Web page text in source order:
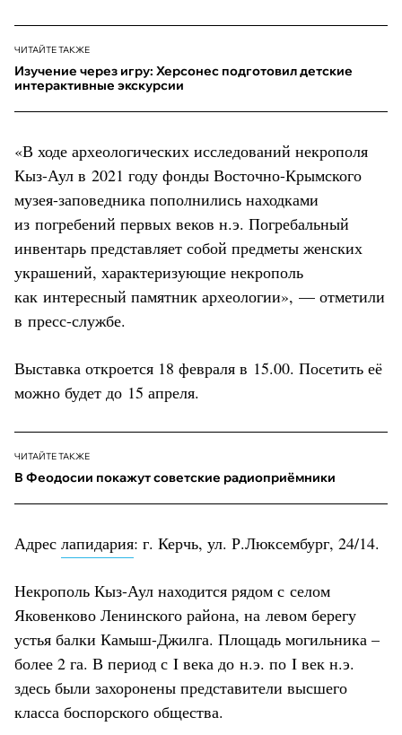
ЧИТАЙТЕ ТАКЖЕ
Изучение через игру: Херсонес подготовил детские
интерактивные экскурсии
«В ходе археологических исследований некрополя
Кыз-Аул в 2021 году фонды Восточно-Крымского
музея-заповедника пополнились находками
из погребений первых веков н.э. Погребальный
инвентарь представляет собой предметы женских
украшений, характеризующие некрополь
как интересный памятник археологии», — отметили
в пресс-службе.
Выставка откроется 18 февраля в 15.00. Посетить её
можно будет до 15 апреля.
ЧИТАЙТЕ ТАКЖЕ
В Феодосии покажут советские радиоприёмники
Адрес лапидария: г. Керчь, ул. Р.Люксембург, 24/14.
Некрополь Кыз-Аул находится рядом с селом
Яковенково Ленинского района, на левом берегу
устья балки Камыш-Джилга. Площадь могильника –
более 2 га. В период с I века до н.э. по I век н.э.
здесь были захоронены представители высшего
класса боспорского общества.